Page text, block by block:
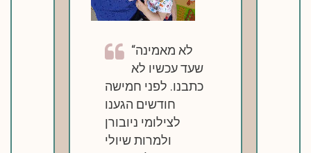
לא מאמינה
שעד עכשיו לא
כתבנו. לפני חמישה
חודשים הגענו
לצילומי ניובורן
ולמרות שיולי